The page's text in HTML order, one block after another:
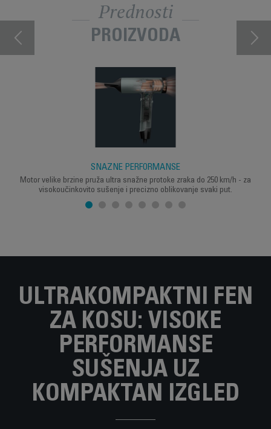
Prednosti
PROIZVODA
SNAŽNE PERFORMANSE
Motor velike brzine pruža ultra snažne protoke zraka do 250 km/h - za
visokoučinkovito sušenje i precizno oblikovanje svaki put.
ULTRAKOMPAKTNI FEN
ZA KOSU: VISOKE
PERFORMANSE
SUŠENJA UZ
KOMPAKTAN IZGLED